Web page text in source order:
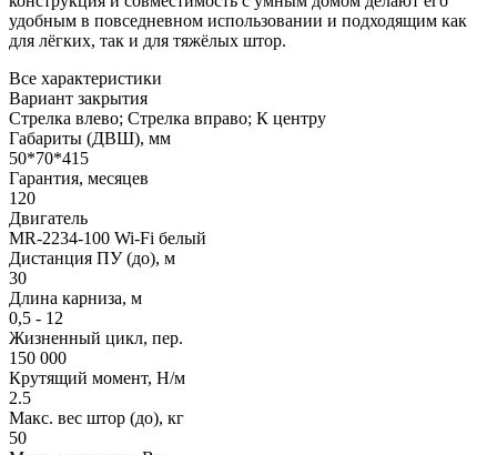
удобным в повседневном использовании и подходящим как
для лёгких, так и для тяжёлых штор.
Все характеристики
Вариант закрытия
Стрелка влево; Стрелка вправо; К центру
Габариты (ДВШ), мм
50*70*415
Гарантия, месяцев
120
Двигатель
MR-2234-100 Wi-Fi белый
Дистанция ПУ (до), м
30
Длина карниза, м
0,5 - 12
Жизненный цикл, пер.
150 000
Крутящий момент, Н/м
2.5
Макс. вес штор (до), кг
50